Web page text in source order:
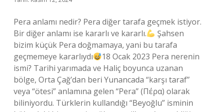
Pera anlamı nedir? Pera diğer tarafa geçmek istiyor.
Bir diğer anlamı ise kararlı ve kararlı.
Şahsen
bizim küçük Pera doğmamaya, yani bu tarafa
geçmemeye kararlıydı
18 Ocak 2023 Pera nerenin
ismi? Tarihi yarımada ve Haliç boyunca uzanan
bölge, Orta Çağ’dan beri Yunancada “karşı taraf”
veya “ötesi” anlamına gelen “Pera” (Πέρα) olarak
biliniyordu. Türklerin kullandığı “Beyoğlu” isminin